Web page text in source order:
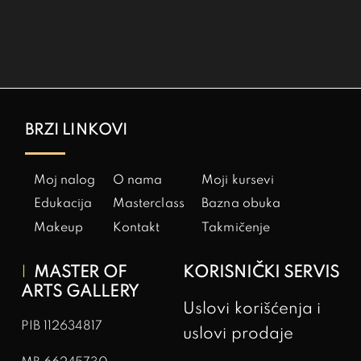
BRZI LINKOVI
Moj nalog
Edukacija
Makeup
O nama
Masterclass
Kontakt
Moji kursevi
Bazna obuka
Takmičenje
MASTER OF
ARTS GALLERY
PIB112634817
KORISNIČKI SERVIS
Uslovi korišćenja i
uslovi prodaje